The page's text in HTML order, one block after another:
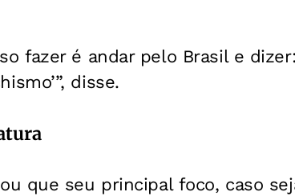
fazer é andar pelo Brasil e
disse.
que seu principal foco, caso